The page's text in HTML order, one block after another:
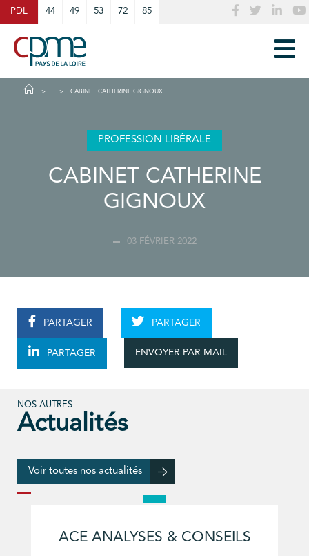
PDL 44 49 53 72 85
CABINET CATHERINE GIGNOUX
PROFESSION LIBÉRALE
CABINET CATHERINE
GIGNOUX
03 FÉVRIER 2022
PARTAGER PARTAGER
PARTAGER ENVOYER PAR MAIL
NOS AUTRES
Actualités
Voir toutes nos actualités
ACE ANALYSES & CONSEILS
Cookies management panel